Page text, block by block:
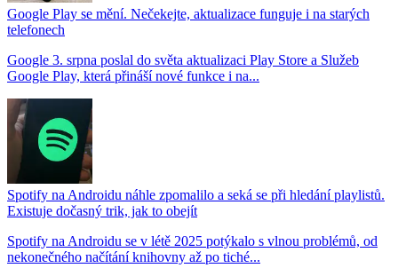
Google Play se mění. Nečekejte, aktualizace funguje i na starých
telefonech
Google 3. srpna poslal do světa aktualizaci Play Store a Služeb
Google Play, která přináší nové funkce i na...
Spotify na Androidu náhle zpomalilo a seká se při hledání playlistů.
Existuje dočasný trik, jak to obejít
Spotify na Androidu se v létě 2025 potýkalo s vlnou problémů, od
nekonečného načítání knihovny až po tiché...